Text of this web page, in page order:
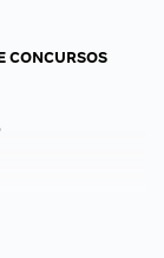
CONCURSOS